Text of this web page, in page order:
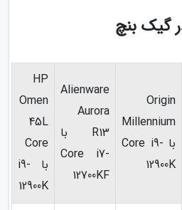
Origin
Millennium
با Core i9-
12900K
Alienware
Aurora
R13 با
Core i7-
12700KF
HP
Omen
45L
Core
با i9-
12900K